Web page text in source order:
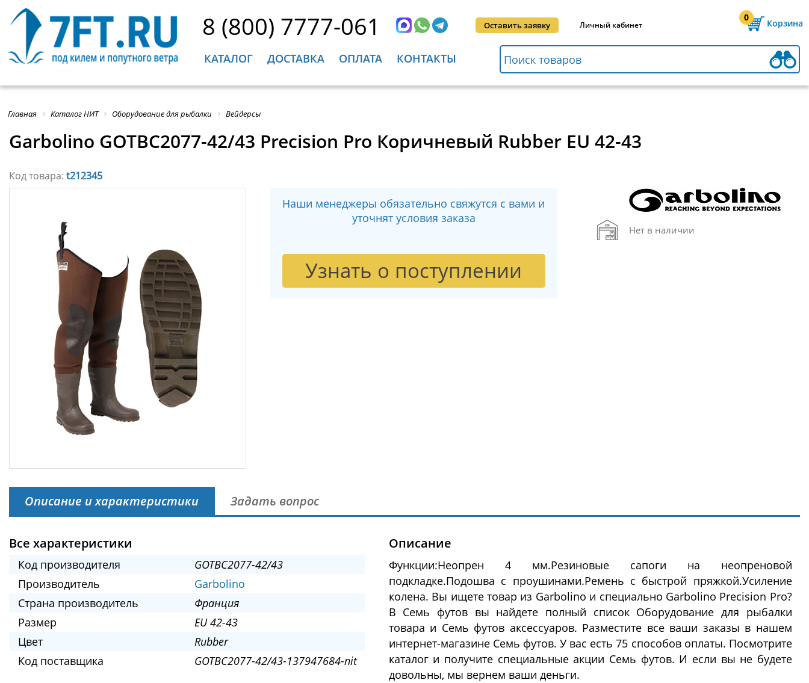
8 (800) 7777-061 Оставить заявку Личный кабинет
0
Корзина
КАТАЛОГ ДОСТАВКА ОПЛАТА КОНТАКТЫ
Главная Каталог НИТ Оборудование для рыбалки Вейдерсы
Garbolino GOTBC2077-42/43 Precision Pro Коричневый Rubber EU 42-43
Код товара: t212345
Наши менеджеры обязательно свяжутся с вами и
уточнят условия заказа
Узнать о поступлении
Нет в наличии
Описание и характеристики Задать вопрос
Все характеристики
Код производителя
GOTBC2077-42/43
Производитель
Garbolino
Страна производитель
Франция
Размер
EU 42-43
Цвет
Rubber
Код поставщика
GOTBC2077-42/43-137947684-nit
Описание
Функции:Неопрен 4 мм.Резиновые сапоги на неопреновой
подкладке.Подошва с проушинами.Ремень с быстрой пряжкой.Усиление
колена. Вы ищете товар из Garbolino и специально Garbolino Precision Pro?
В Семь футов вы найдете полный список Оборудование для рыбалки
товара и Семь футов аксессуаров. Разместите все ваши заказы в нашем
интернет-магазине Семь футов. У вас есть 75 способов оплаты. Посмотрите
каталог и получите специальные акции Семь футов. И если вы не будете
довольны, мы вернем ваши деньги.